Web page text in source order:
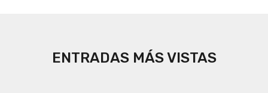
ENTRADAS MÁS VISTAS